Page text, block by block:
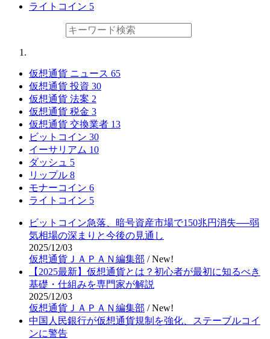
ライトコイン 5
仮想通貨 ニュース 65
仮想通貨 投資 30
仮想通貨 法案 2
仮想通貨 税金 3
仮想通貨 交換業者 13
ビットコイン 30
イーサリアム 10
ダッシュ 5
リップル 8
モナーコイン 6
ライトコイン 5
ビットコイン急落、暗号資産市場で150兆円消失──弱
気相場の深まりと今後の見通し
2025/12/03
仮想通貨ＪＡＰＡＮ編集部 /New!
【2025最新】仮想通貨とは？初心者が最初に知るべき
基礎・仕組みを専門家が解説
2025/12/03
仮想通貨ＪＡＰＡＮ編集部 /New!
中国人民銀行が仮想通貨規制を強化、ステーブルコイ
ンに警告